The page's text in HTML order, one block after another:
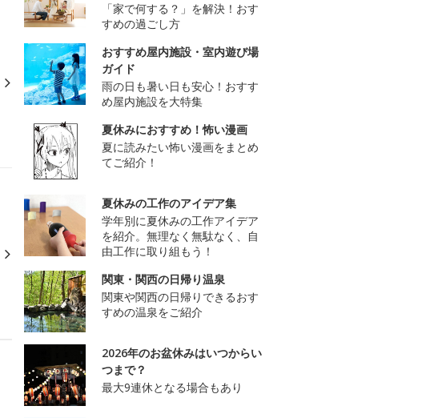
「家で何する？」を解決！おす
すめの過ごし方
おすすめ屋内施設・室内遊び場
ガイド
雨の日も暑い日も安心！おすす
め屋内施設を大特集
夏休みにおすすめ！怖い漫画
夏に読みたい怖い漫画をまとめ
てご紹介！
夏休みの工作のアイデア集
学年別に夏休みの工作アイデア
を紹介。無理なく無駄なく、自
由工作に取り組もう！
関東・関西の日帰り温泉
関東や関西の日帰りできるおす
すめの温泉をご紹介
2026年のお盆休みはいつからい
つまで？
最大9連休となる場合もあり